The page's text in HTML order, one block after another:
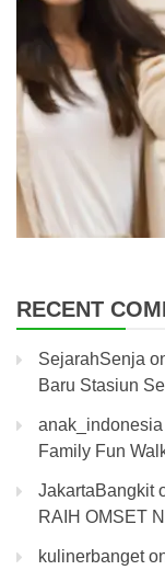
RECENT
SejarahSenja
Baru Stasiun
anak_indonesia
Family Fun
JakartaBangkit
RAIH OMSET
kulinerbanget